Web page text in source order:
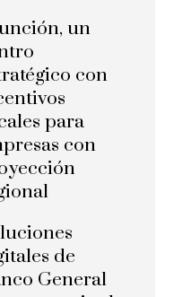
un
con
para
con
de
General